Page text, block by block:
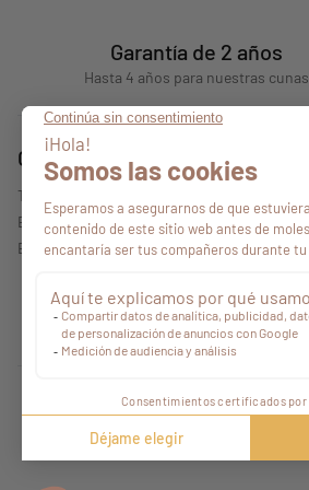
Garantía de 2 años
Hasta 4 años para nuestras cunas
Consejos
Todos nuestros consejos
Encontrar un punto de venta
Espacio profesional